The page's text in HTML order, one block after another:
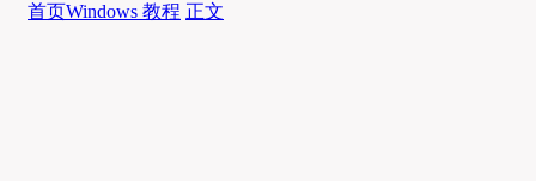
首页Windows 教程 正文